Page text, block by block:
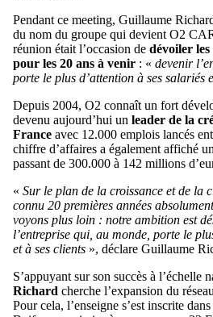
Pendant ce meeting, Guillaume
du nom du groupe qui devient O2
réunion était l’occasion de dévoiler
pour les 20 ans à venir : « devenir
porte le plus d’attention à ses salariés
Depuis 2004, O2 connaît un fort
devenu aujourd’hui un leader de la
France avec 12.000 emplois lancés
chiffre d’affaires a également affiché
passant de 300.000 à 142 millions
« Sur le plan de la croissance et de la
connu 20 premières années
voyons plus loin : notre ambition est
l’entreprise qui, au monde, porte le
et à ses clients », déclare Guillaume
S’appuyant sur son succès à l’échelle
Richard cherche l’expansion du
Pour cela, l’enseigne s’est inscrite